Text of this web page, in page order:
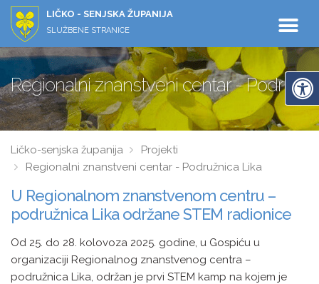
LIČKO - SENJSKA ŽUPANIJA
SLUŽBENE STRANICE
Regionalni znanstveni centar -
Ličko-senjska županija
Projekti
Regionalni znanstveni centar - Podružnica Lika
U Regionalnom znanstvenom centru –
podružnica Lika održane STEM radionice
Od 25. do 28. kolovoza 2025. godine, u Gospiću u
organizaciji Regionalnog znanstvenog centra –
podružnica Lika, održan je prvi STEM kamp na kojem je